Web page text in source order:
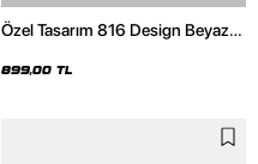
Özel Tasarım 816 Design Beyaz
899,00 TL